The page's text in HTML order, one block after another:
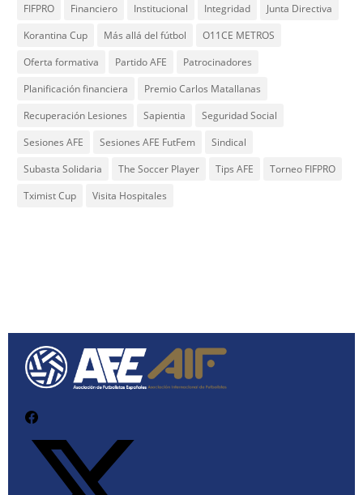
FIFPRO
Financiero Institucional Integridad
Junta Directiva
Korantina Cup
Más allá del fútbol
O11CE METROS
Oferta formativa
Partido AFE
Patrocinadores
Planificación financiera
Premio Carlos Matallanas
Recuperación Lesiones
Sapientia
Seguridad Social
Sesiones AFE
Sesiones AFE FutFem
Sindical
Subasta Solidaria
The Soccer Player Tips AFE
Torneo FIFPRO
Tximist Cup
Visita Hospitales